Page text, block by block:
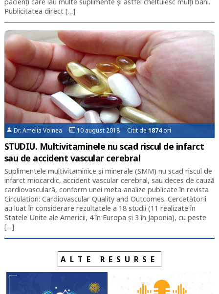
Publicitatea direct […]
Dr. Amelia Voinea 10 august 2018 Citit de1874ori
STUDIU. Multivitaminele nu scad riscul de infarct
sau de accident vascular cerebral
Suplimentele multivitaminice și minerale (SMM) nu scad riscul de
infarct miocardic, accident vascular cerebral, sau deces de cauză
cardiovasculară, conform unei meta-analize publicate în revista
Circulation: Cardiovascular Quality and Outcomes. Cercetătorii
au luat în considerare rezultatele a 18 studii (11 realizate în
Statele Unite ale Americii, 4 în Europa și 3 în Japonia), cu peste
[…]
ALTE RESURSE